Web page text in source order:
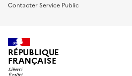
Contacter Service Public
RÉPUBLIQUE
FRANÇAISE